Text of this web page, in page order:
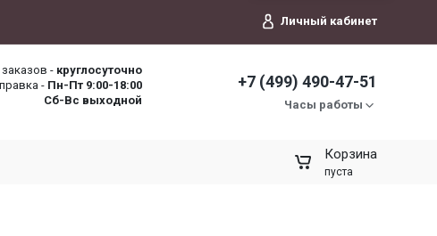
Личный кабинет
- круглосуточно
- Пн-Пт 9:00-18:00
Сб-Вс выходной
+7 (499) 490-47-51
Часы работы
Корзина
пуста